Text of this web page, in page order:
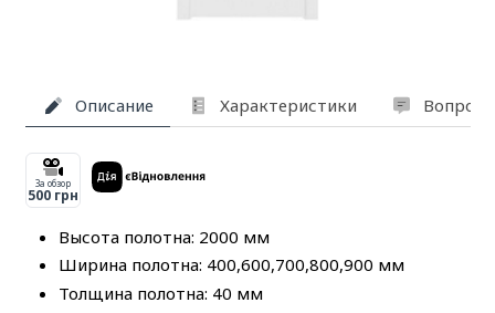
Описание Характеристики
За обзор
500 грн
Высота полотна: 2000 мм
Ширина полотна: 400,600,700,800,900 мм
Толщина полотна: 40 мм